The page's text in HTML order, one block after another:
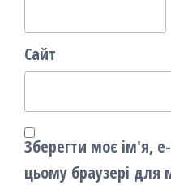
Сайт
Зберегти моє ім'я,
цьому браузері для